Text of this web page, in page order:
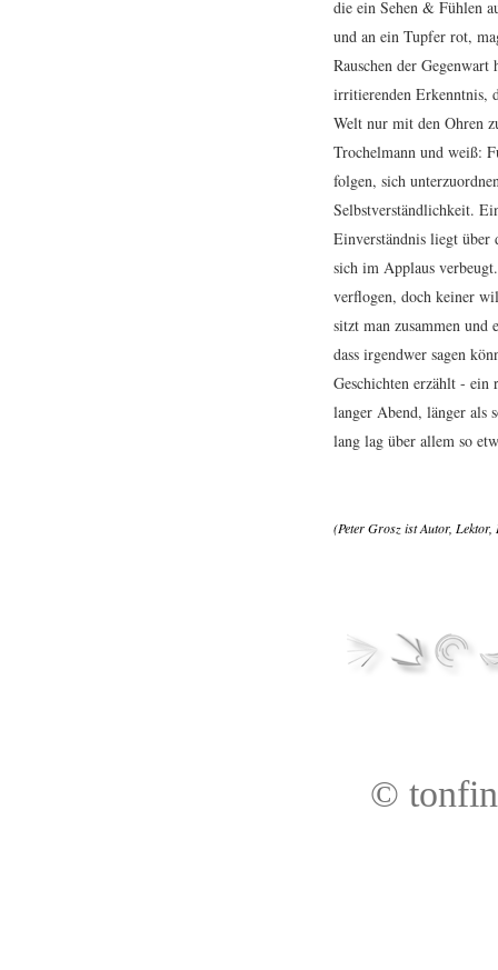
die ein Sehen & Fühlen
und an ein Tupfer rot,
Rauschen der
irritierenden Erkenntnis,
Welt nur mit den Ohren
Trochelmann und weiß:
folgen, sich
Selbstverständlichkeit.
Einverständnis liegt über
sich im Applaus
verflogen, doch keiner
sitzt man zusammen und
dass irgendwer sagen
Geschichten erzählt - ein
langer Abend, länger als
lang lag über allem so
(Peter Grosz ist Autor,
©